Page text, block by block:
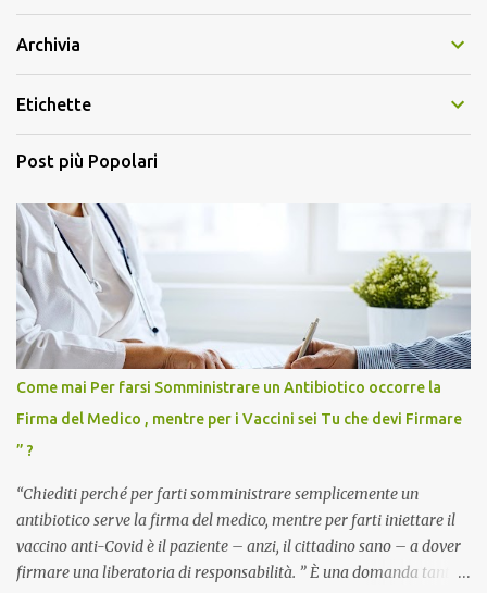
Archivia
Etichette
Post più Popolari
Come mai Per farsi Somministrare un Antibiotico occorre la
Firma del Medico , mentre per i Vaccini sei Tu che devi Firmare
” ?
“Chiediti perché per farti somministrare semplicemente un
antibiotico serve la firma del medico, mentre per farti iniettare il
vaccino anti-Covid è il paziente – anzi, il cittadino sano – a dover
firmare una liberatoria di responsabilità. ” È una domanda tanto